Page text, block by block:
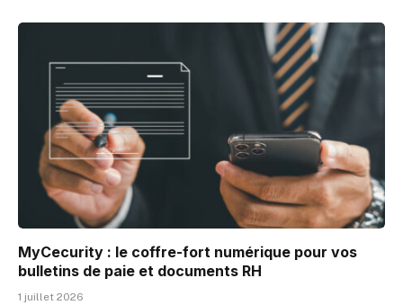
MyCecurity : le coffre-fort numérique pour vos
bulletins de paie et documents RH
1 juillet 2026